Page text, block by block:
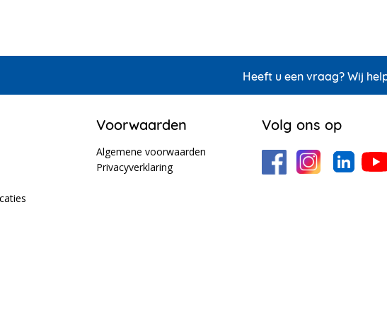
Heeft u een vraag? Wij
Voorwaarden
Algemene voorwaarden
Privacyverklaring
Volg ons op